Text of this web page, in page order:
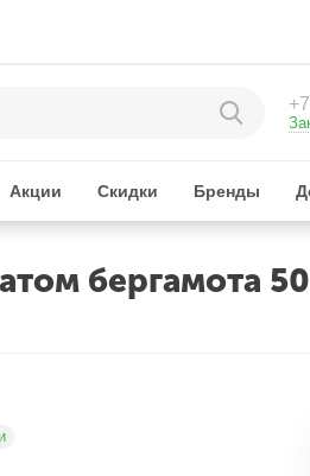
Акции Скидки Бренды
бергамота